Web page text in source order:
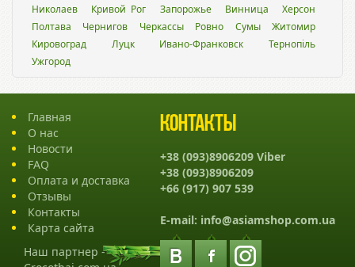
Николаев
Кривой Рог Запорожье Винница
Херсон
Полтава
Чернигов Черкассы Ровно Сумы
Житомир
Кировоград
Луцк Ивано-Франковск
Тернопіль
Ужгород
Главная
О нас
Новости
FAQ
Оплата и доставка
Отзывы
Контакты
Карта сайта
Наш партнер -
Контакты
+38 (093)8906209 Viber
+38 (093)8906209
+66 (917) 907 539
E-mail: info@asiamshop.com.ua